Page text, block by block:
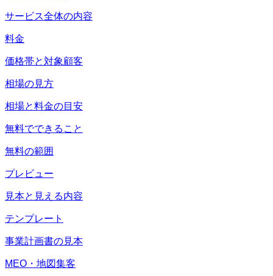
サービス全体の内容
料金
価格帯と対象顧客
相場の見方
相場と料金の目安
無料でできること
無料の範囲
プレビュー
見本と見える内容
テンプレート
事業計画書の見本
MEO・地図集客